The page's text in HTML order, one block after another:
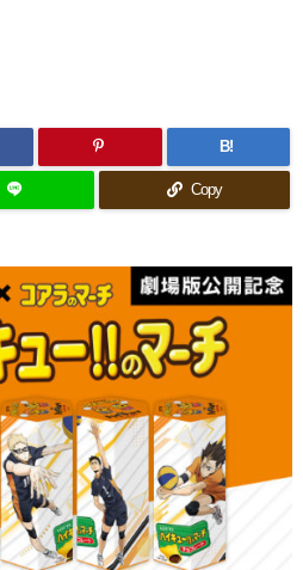
B!
Copy